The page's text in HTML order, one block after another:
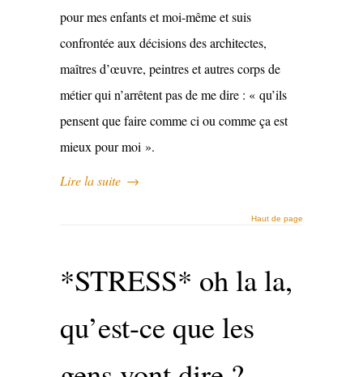
pour mes enfants et moi-même et suis
confrontée aux décisions des architectes,
maîtres d’œuvre, peintres et autres corps de
métier qui n’arrêtent pas de me dire : « qu’ils
pensent que faire comme ci ou comme ça est
mieux pour moi ».
Lire la suite →
Haut de page
*STRESS* oh la la,
qu’est-ce que les